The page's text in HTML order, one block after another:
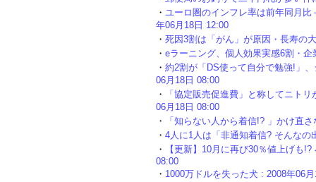
・ ユーロ圏のインフレ率は前年同月
年06月18日 12:00
・ 死因3割は「がん」が原因・長寿の
・ eラーニング、個人効果実感6割・
・ 約2割が「DS使って自分で勉強!」
06月18日 08:00
・
「協定販売促進費」と称してニト
06月18日 08:00
・
「知らない人から着信!? 」かけ直
・ 4人に1人は「非通知着信? そんなの
・
【更新】10月に再び30％値上げも
08:00
・ 1000万ドルを失った犬 : 2008年06